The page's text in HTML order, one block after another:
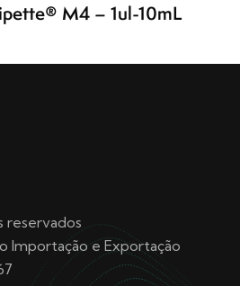
M4 – 1ul-10mL
reservados
Importação e Exportação